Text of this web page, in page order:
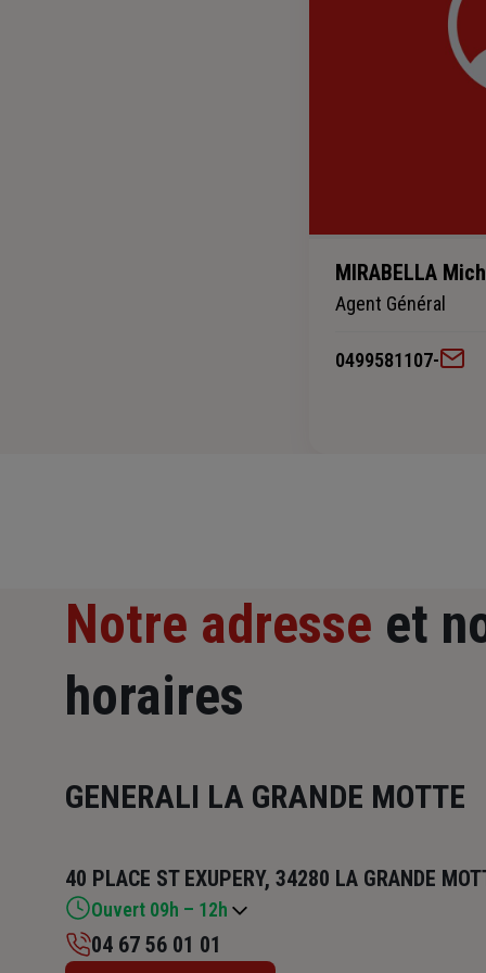
MIRABELLA
Agent Général
0499581107-
Notre adresse et
horaires
GENERALI LA GRANDE MOTTE
40 PLACE ST EXUPERY, 34280 LA GRANDE
Ouvert 09h – 12h
04 67 56 01 01